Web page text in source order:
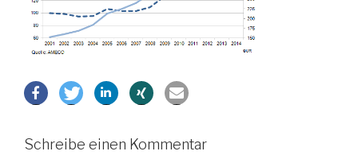
Schreibe einen Kommentar